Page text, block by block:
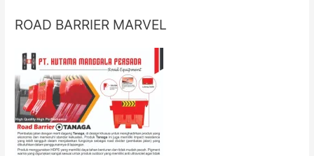
ROAD BARRIER MARVEL